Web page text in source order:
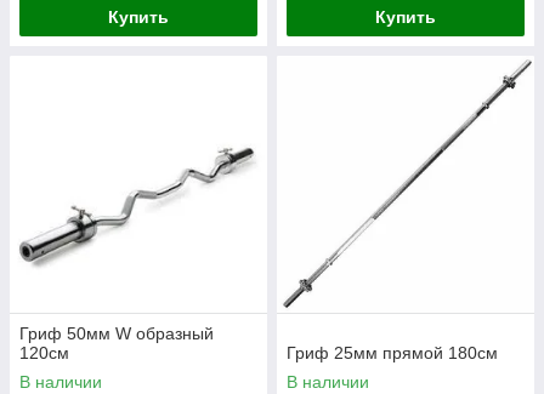
Купить Купить
Гриф 50мм W образный
120см
В наличии
Гриф 25мм прямой 180см
В наличии